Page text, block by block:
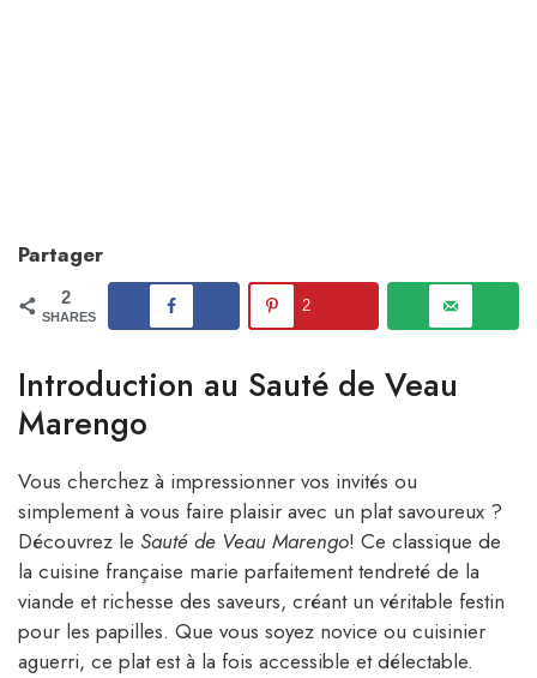
Partager
2
SHARES
2
Introduction au Sauté de Veau
Marengo
Vous cherchez à impressionner vos invités ou
simplement à vous faire plaisir avec un plat savoureux ?
Découvrez le Sauté de Veau Marengo! Ce classique de
la cuisine française marie parfaitement tendreté de la
viande et richesse des saveurs, créant un véritable festin
pour les papilles. Que vous soyez novice ou cuisinier
aguerri, ce plat est à la fois accessible et délectable.